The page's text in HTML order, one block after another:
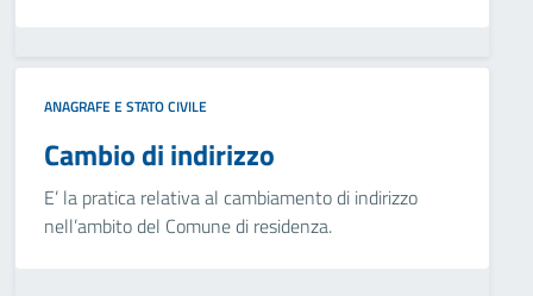
ANAGRAFE E STATO CIVILE
Cambio di indirizzo
E’ la pratica relativa al cambiamento di indirizzo
nell’ambito del Comune di residenza.